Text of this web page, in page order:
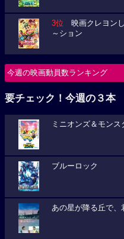
3位 映画クレヨン
～ション
今週の映画動員数ランキング
要チェック！今週の３本
ミニオンズ＆モンス
ブルーロック
あの星が降る丘で、